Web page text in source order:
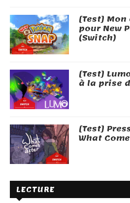
[Test]
pour New
(Switch)
[Test]
à la prise
[Test]
What
LECTURE